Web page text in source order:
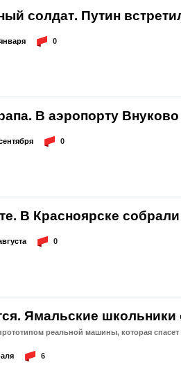
солдат. Путин
0
В аэропорту
0
В Красноярске
0
Ямальские школьники
реальной машины, которая
6